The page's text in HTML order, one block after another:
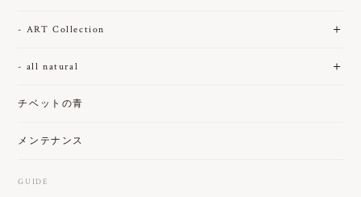
- ART Collection
- all natural
チベットの青
メンテナンス
GUIDE